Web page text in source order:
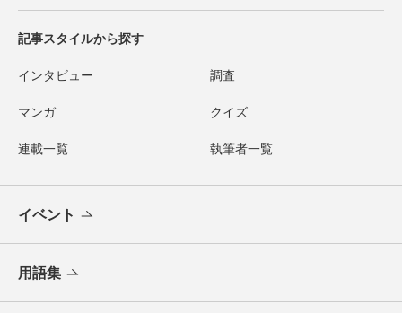
記事スタイルから探す
インタビュー 調査
マンガ クイズ
連載一覧 執筆者一覧
イベント
用語集